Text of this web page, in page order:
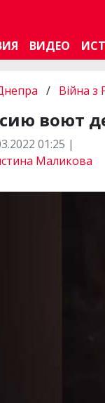
ВИДЕО
/ Війна з
воют
01:25 |
Маликова